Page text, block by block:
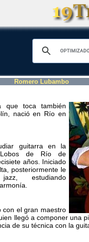
Romero Lubambo
que toca también
nació en Río en
guitarra en la
de Río de
años. Iniciado
posteriormente le
estudiando
con el gran maestro
llegó a componer una
de su técnica con la